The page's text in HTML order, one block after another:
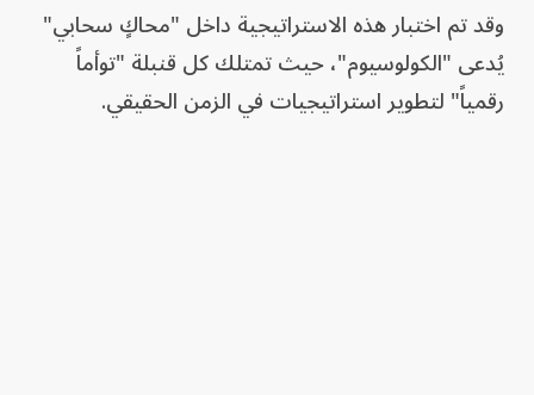
وقد تم اختبار هذه الاستراتيجية داخل "محاكٍ سحابي"
يُدعى "الكولوسيوم"، حيث تمتلك كل قنبلة "توأماً
رقمياً" لتطوير استراتيجيات في الزمن الحقيقي.